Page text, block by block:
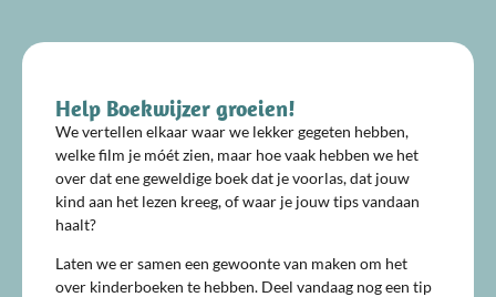
Help Boekwijzer groeien!
We vertellen elkaar waar we lekker gegeten hebben,
welke film je móét zien, maar hoe vaak hebben we het
over dat ene geweldige boek dat je voorlas, dat jouw
kind aan het lezen kreeg, of waar je jouw tips vandaan
haalt?
Laten we er samen een gewoonte van maken om het
over kinderboeken te hebben. Deel vandaag nog een tip